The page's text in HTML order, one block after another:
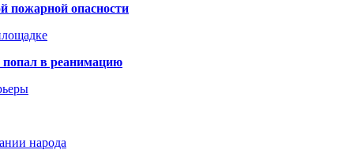
пожарной опасности
попал в реанимацию
народа